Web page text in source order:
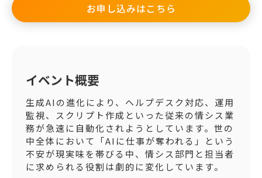
お申し込みはこちら
イベント概要
生成AIの進化により、ヘルプデスク対応、運用
監視、スクリプト作成といった従来の情シス業
務が急速に自動化されようとしています。世の
中全体において「AIに仕事が奪われる」という
不安が現実味を帯びる中、情シス部門と担当者
に求められる役割は劇的に変化しています。